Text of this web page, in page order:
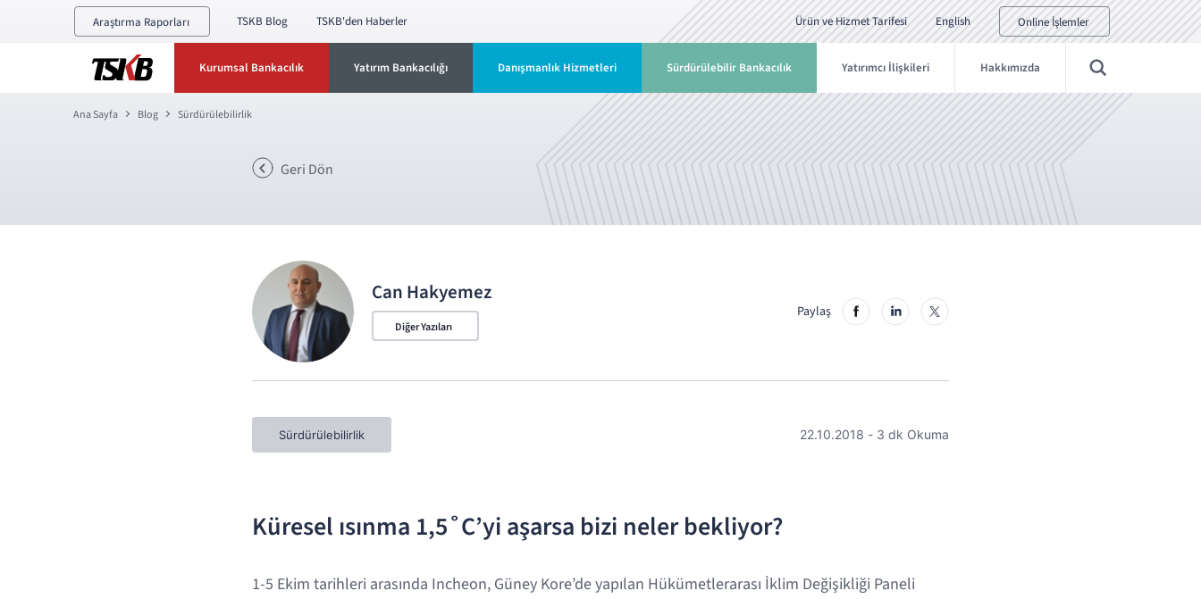
Araştırma Raporları TSKB Blog TSKB'den Haberler Ürün ve Hizmet Tarifesi English Online İşlemler
Kurumsal Bankacılık Yatırım Bankacılığı Danışmanlık Hizmetleri Sürdürülebilir Bankacılık Yatırımcı İlişkileri Hakkımızda
Ana Sayfa Blog Sürdürülebilirlik
Geri Dön
Can Hakyemez
Diğer Yazıları
Paylaş
Sürdürülebilirlik 22.10.2018 - 3 dk Okuma
Küresel ısınma 1,5˚C’yi aşarsa bizi neler bekliyor?
1-5 Ekim tarihleri arasında Incheon, Güney Kore’de yapılan Hükümetlerarası İklim Değişikliği Paneli